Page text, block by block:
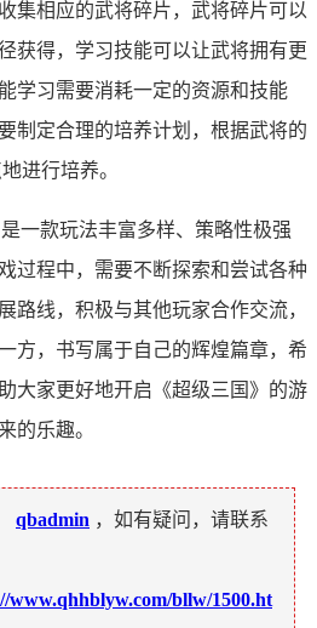
集相应的武将碎片，武将碎片可以
获得，学习技能可以让武将拥有更
学习需要消耗一定的资源和技能
制定合理的培养计划，根据武将的
进行培养。
一款玩法丰富多样、策略性极强
过程中，需要不断探索和尝试各种
路线，积极与其他玩家合作交流，
方，书写属于自己的辉煌篇章，希
大家更好地开启《超级三国》的游
的乐趣。
qbadmin ，如有疑问，请联系
www.qhhblyw.com/bllw/1500.ht